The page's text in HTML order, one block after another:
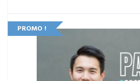
PROMO !